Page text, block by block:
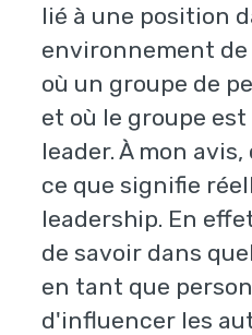
lié à une position
environnement
où un groupe de
et où le groupe
leader. À mon
ce que signifie
leadership. En
de savoir dans
en tant que
d'influencer les